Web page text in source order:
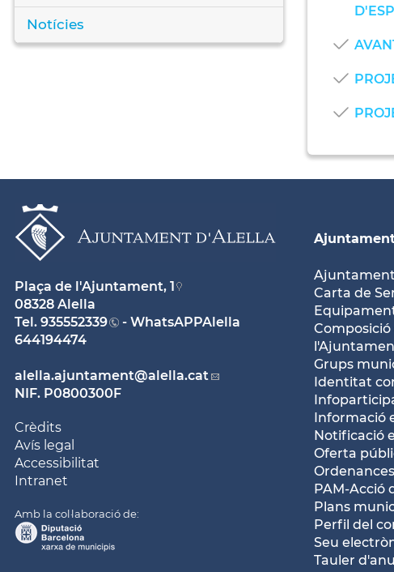
Notícies
Ajuntament
Carta de
Composició
Grups
Identitat
Informació
Notificació
Oferta
PAM-Acció
Plans
Perfil del
Seu
Tauler
Plaça de l'Ajuntament, 1
08328 Alella
Tel. 935552339
- WhatsAPPAlella
644194474
alella.ajuntament@alella.cat
NIF. P0800300F
Crèdits
Avís legal
Accessibilitat
Intranet
Amb la col·laboració de: